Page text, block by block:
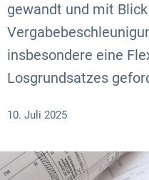
gewandt und mit
insbesondere eine
Losgrundsatzes
10. Juli 2025